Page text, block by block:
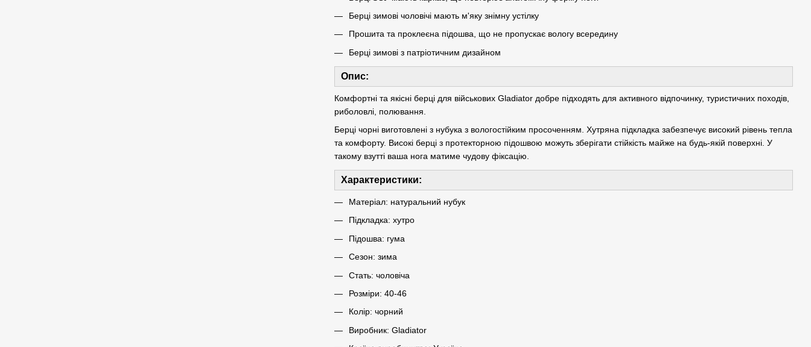
Берці зимові чоловічі мають м'яку знімну устілку
Прошита та проклеєна підошва, що не пропускає вологу всередину
Берці зимові з патріотичним дизайном
Опис:
Комфортні та якісні берці для військових Gladiator добре підходять для активного відпочинку, туристичних походів,
риболовлі, полювання.
Берці чорні виготовлені з нубука з вологостійким просоченням. Хутряна підкладка забезпечує високий рівень тепла
та комфорту. Високі берці з протекторною підошвою можуть зберігати стійкість майже на будь-якій поверхні. У
такому взутті ваша нога матиме чудову фіксацію.
Характеристики:
Матеріал: натуральний нубук
Підкладка: хутро
Підошва: гума
Сезон: зима
Стать: чоловіча
Розміри: 40-46
Колір: чорний
Виробник: Gladiator